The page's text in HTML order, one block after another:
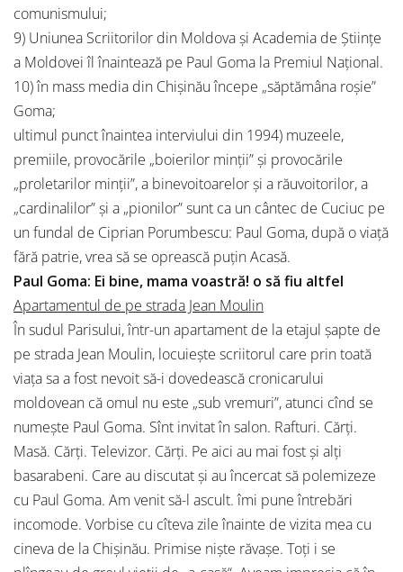
comunismului;
9) Uniunea Scriitorilor din Moldova și Academia de Științe
a Moldovei îl înaintează pe Paul Goma la Premiul Național.
10) în mass media din Chișinău începe „săptămâna roșie”
Goma;
ultimul punct înaintea interviului din 1994) muzeele,
premiile, provocările „boierilor minții” și provocările
„proletarilor minții”, a binevoitoarelor și a răuvoitorilor, a
„cardinalilor” și a „pionilor” sunt ca un cântec de Cuciuc pe
un fundal de Ciprian Porumbescu: Paul Goma, după o viață
fără patrie, vrea să se oprească puțin Acasă.
Paul Goma: Ei bine, mama voastră! o să fiu altfel
Apartamentul de pe strada Jean Moulin
În sudul Parisului, într-un apartament de la etajul şapte de
pe strada Jean Moulin, locuieşte scriitorul care prin toată
viaţa sa a fost nevoit să-i dovedească cronicarului
moldovean că omul nu este „sub vremuri”, atunci cînd se
numeşte Paul Goma. Sînt invitat în salon. Rafturi. Cărţi.
Masă. Cărţi. Televizor. Cărţi. Pe aici au mai fost şi alţi
basarabeni. Care au discutat şi au încercat să polemizeze
cu Paul Goma. Am venit să-l ascult. îmi pune întrebări
incomode. Vorbise cu cîteva zile înainte de vizita mea cu
cineva de la Chişinău. Primise nişte răvaşe. Toţi i se